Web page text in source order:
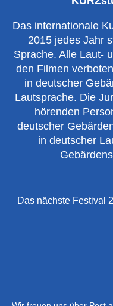
Das internationale
2015 jedes Jahr
Sprache. Alle Laut-
den Filmen
in deutscher
Lautsprache. Die
hörenden
deutscher
in deutscher
Das nächste Festival